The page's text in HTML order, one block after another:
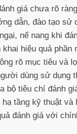
giá chưa rõ
dẫn, đào tạo sử
nể nang khi
khai hiệu quả
rõ mục tiêu và
dùng sử dụng
bộ tiêu chí đánh
hạ tầng kỹ thuật
đánh giá với